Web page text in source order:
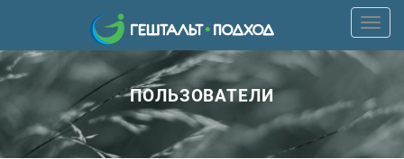
ПОЛЬЗОВАТЕЛИ